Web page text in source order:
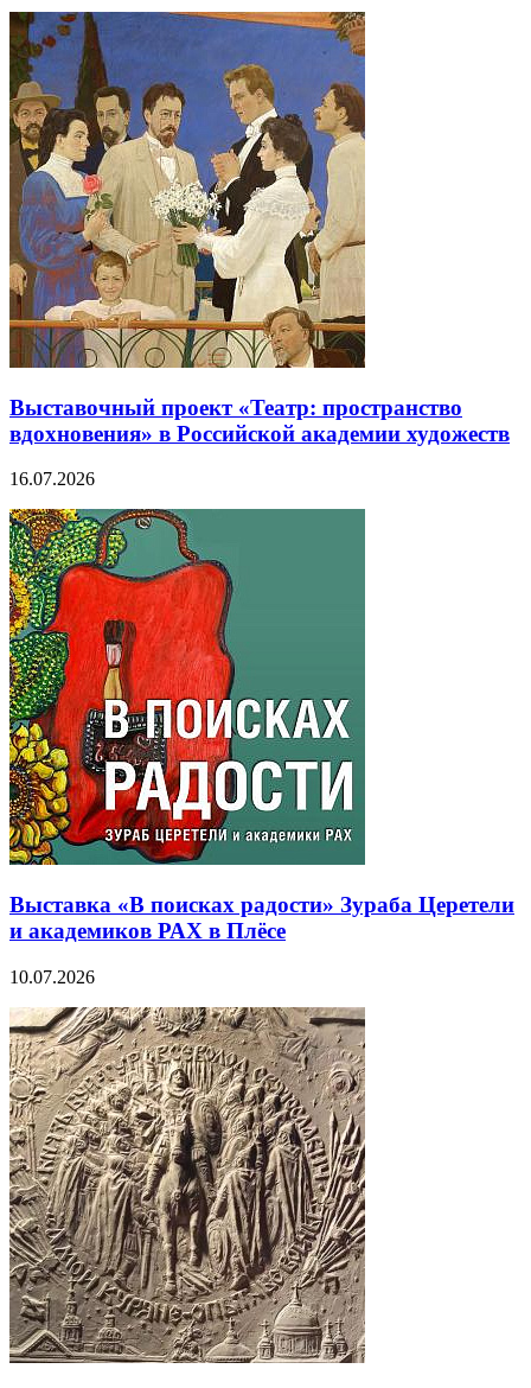
Выставочный проект «Театр: пространство
вдохновения» в Российской академии художеств
16.07.2026
Выставка «В поисках радости» Зураба Церетели
и академиков РАХ в Плёсе
10.07.2026